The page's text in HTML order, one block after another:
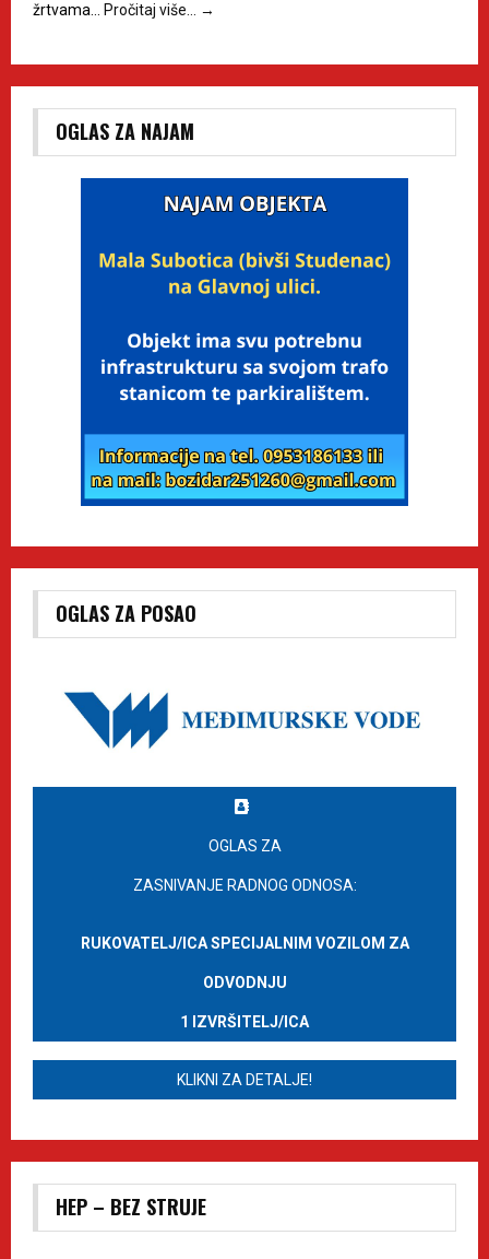
žrtvama… Pročitaj više… →
OGLAS ZA NAJAM
OGLAS ZA POSAO
OGLAS ZA
ZASNIVANJE RADNOG ODNOSA:
RUKOVATELJ/ICA SPECIJALNIM VOZILOM ZA
ODVODNJU
1 IZVRŠITELJ/ICA
KLIKNI ZA DETALJE!
HEP – BEZ STRUJE